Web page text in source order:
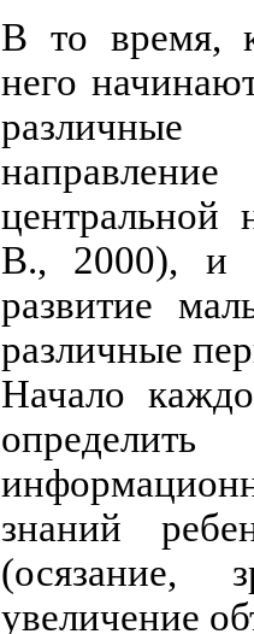
В то время,
него
В., 2000), и
развитие
различные
Начало
знаний
(осязание,
увеличение